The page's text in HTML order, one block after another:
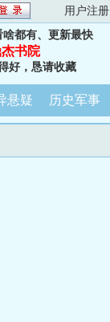
用户注册
都有、更新最快
书院
好，恳请收藏
悬疑 历史军事